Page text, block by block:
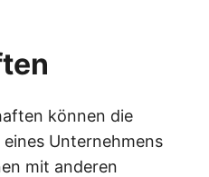
können die
Unternehmens
mit anderen